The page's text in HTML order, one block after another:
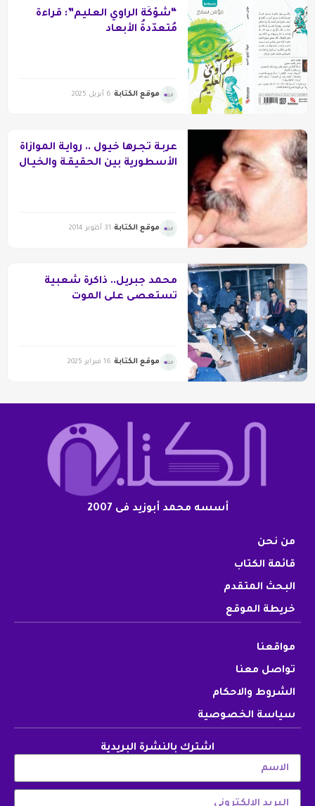
“شَوْكَةُ الراوي العليم”: قراءةٌ
مُتعدّدةُ الأبعاد
موقع الكتابة 6 أبريل 2025
عربـة تجـرها خيول .. روايـة الموازاة
الأسطورية بين الحقيقـة والخيـال
موقع الكتابة 31 أكتوبر 2014
محمد جبريل.. ذاكرة شعبية
تستعصى على الموت
موقع الكتابة 16 فبراير 2025
أسسه محمد أبوزيد فى 2007
من نحن
قائمة الكتاب
البحث المتقدم
خريطة الموقع
مواقعنا
تواصل معنا
الشروط والاحكام
سياسة الخصوصية
اشترك بالنشرة البريدية